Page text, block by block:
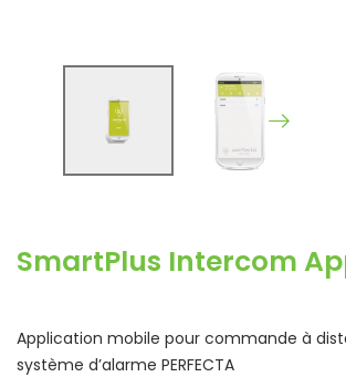
SmartPlus Intercom
Application mobile pour commande à
système d’alarme PERFECTA